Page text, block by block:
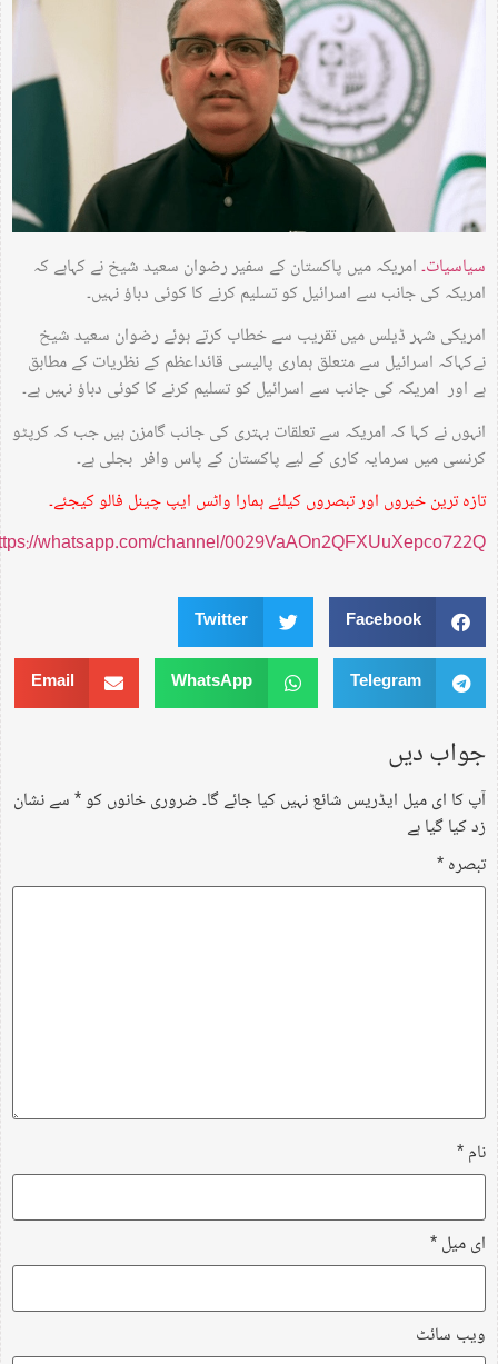
سیاسیات۔امریکہ میں پاکستان کے سفیر رضوان سعید شیخ نے کہاہے کہ
امریکہ کی جانب سے اسرائیل کو تسلیم کرنے کا کوئی دباؤ نہیں۔
امریکی شہر ڈیلس میں تقریب سے خطاب کرتے ہوئے رضوان سعید شیخ
نےکہاکہ اسرائیل سے متعلق ہماری پالیسی قائداعظم کے نظریات کے مطابق
ہے اور امریکہ کی جانب سے اسرائیل کو تسلیم کرنے کا کوئی دباؤ نہیں ہے۔
انہوں نے کہا کہ امریکہ سے تعلقات بہتری کی جانب گامزن ہیں جب کہ کرپٹو
کرنسی میں سرمایہ کاری کے لیے پاکستان کے پاس وافر بجلی ہے۔
تازہ ترین خبروں اور تبصروں کیلئے ہمارا واٹس ایپ چینل فالو کیجئے۔
https://whatsapp.com/channel/0029VaAOn2QFXUuXepco722Q
Facebook
Twitter
Telegram
WhatsApp
Email
جواب دیں
آپ کا ای میل ایڈریس شائع نہیں کیا جائے گا۔ضروری خانوں کو*سے نشان
زد کیا گیا ہے
تبصرہ*
نام*
ای میل*
ویب‌ سائٹ